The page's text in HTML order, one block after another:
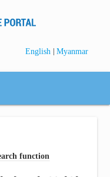
English | Myanmar
function